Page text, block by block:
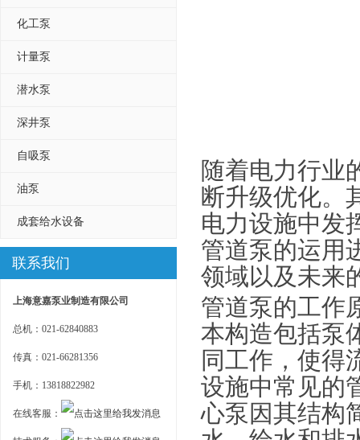
化工泵
计量泵
潜水泵
深井泵
自吸泵
油泵
成套给水设备
联系我们
上海意嘉泵业制造有限公司
总机：021-62840883
传真：021-66281356
手机：13818822982
在线客服：
随着电力行业
断升级优化。
电力设施中发
管道泵的运用
领域以及未来
管道泵的工作
本构造包括泵
同工作，使得
设施中常见的
心泵因其结构